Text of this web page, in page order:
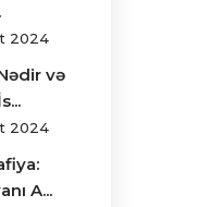
2024
və
2024
A...